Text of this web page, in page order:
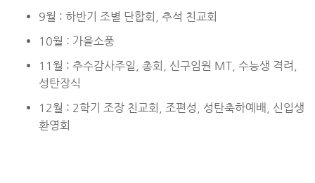
9월 : 하반기 조별 단합회, 추석 친교회
10월 : 가을소풍
11월 : 추수감사주일, 총회, 신구임원 MT, 수능생 격려,
성탄장식
12월 : 2학기 조장 친교회, 조편성, 성탄축하예배, 신입생
환영회